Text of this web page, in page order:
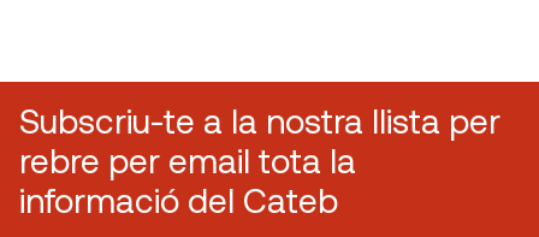
Subscriu-te a la nostra llista per
rebre per email tota la
informació del Cateb